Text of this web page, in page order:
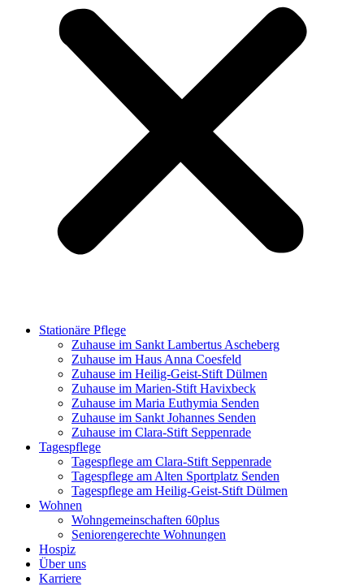
Stationäre Pflege
Zuhause im Sankt Lambertus Ascheberg
Zuhause im Haus Anna Coesfeld
Zuhause im Heilig-Geist-Stift Dülmen
Zuhause im Marien-Stift Havixbeck
Zuhause im Maria Euthymia Senden
Zuhause im Sankt Johannes Senden
Zuhause im Clara-Stift Seppenrade
Tagespflege
Tagespflege am Clara-Stift Seppenrade
Tagespflege am Alten Sportplatz Senden
Tagespflege am Heilig-Geist-Stift Dülmen
Wohnen
Wohngemeinschaften 60plus
Seniorengerechte Wohnungen
Hospiz
Über uns
Karriere